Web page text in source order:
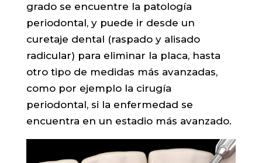
grado se encuentre la patología
periodontal, y puede ir desde un
curetaje dental (raspado y alisado
radicular) para eliminar la placa, hasta
otro tipo de medidas más avanzadas,
como por ejemplo la cirugía
periodontal, si la enfermedad se
encuentra en un estadio más avanzado.